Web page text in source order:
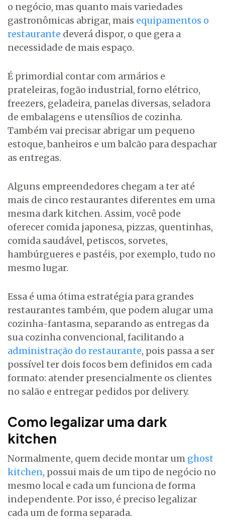
o negócio, mas quanto mais variedades
gastronômicas abrigar, mais equipamentos o
restaurante deverá dispor, o que gera a
necessidade de mais espaço.
É primordial contar com armários e
prateleiras, fogão industrial, forno elétrico,
freezers, geladeira, panelas diversas, seladora
de embalagens e utensílios de cozinha.
Também vai precisar abrigar um pequeno
estoque, banheiros e um balcão para despachar
as entregas.
Alguns empreendedores chegam a ter até
mais de cinco restaurantes diferentes em uma
mesma dark kitchen. Assim, você pode
oferecer comida japonesa, pizzas, quentinhas,
comida saudável, petiscos, sorvetes,
hambúrgueres e pastéis, por exemplo, tudo no
mesmo lugar.
Essa é uma ótima estratégia para grandes
restaurantes também, que podem alugar uma
cozinha-fantasma, separando as entregas da
sua cozinha convencional, facilitando a
administração do restaurante, pois passa a ser
possível ter dois focos bem definidos em cada
formato: atender presencialmente os clientes
no salão e entregar pedidos por delivery.
Como legalizar uma dark
kitchen
Normalmente, quem decide montar um ghost
kitchen, possui mais de um tipo de negócio no
mesmo local e cada um funciona de forma
independente. Por isso, é preciso legalizar
cada um de forma separada.